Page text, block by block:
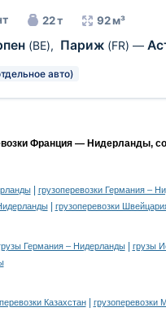
22 т 92 м³
(BE), Париж (FR) —
авто)
Франция — Нидерланды,
|
грузоперевозки Германия –
| грузоперевозки
Германия – Нидерланды|
грузы
Казахстан|
грузоперевозки